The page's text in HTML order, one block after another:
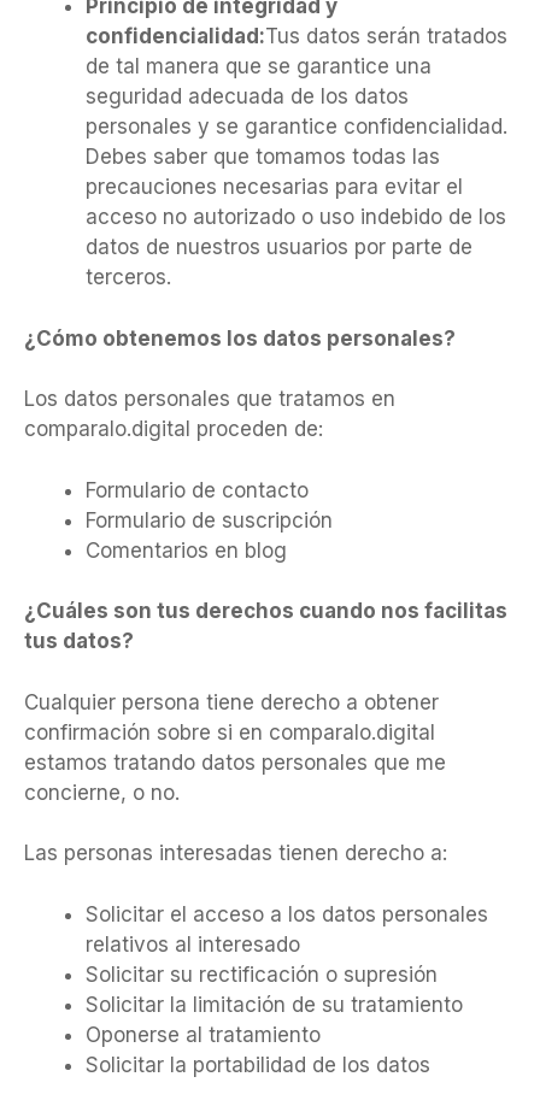
Principio de integridad y
confidencialidad:Tus datos serán tratados
de tal manera que se garantice una
seguridad adecuada de los datos
personales y se garantice confidencialidad.
Debes saber que tomamos todas las
precauciones necesarias para evitar el
acceso no autorizado o uso indebido de los
datos de nuestros usuarios por parte de
terceros.
¿Cómo obtenemos los datos personales?
Los datos personales que tratamos en
comparalo.digital proceden de:
Formulario de contacto
Formulario de suscripción
Comentarios en blog
¿Cuáles son tus derechos cuando nos facilitas
tus datos?
Cualquier persona tiene derecho a obtener
confirmación sobre si en comparalo.digital
estamos tratando datos personales que me
concierne, o no.
Las personas interesadas tienen derecho a:
Solicitar el acceso a los datos personales
relativos al interesado
Solicitar su rectificación o supresión
Solicitar la limitación de su tratamiento
Oponerse al tratamiento
Solicitar la portabilidad de los datos